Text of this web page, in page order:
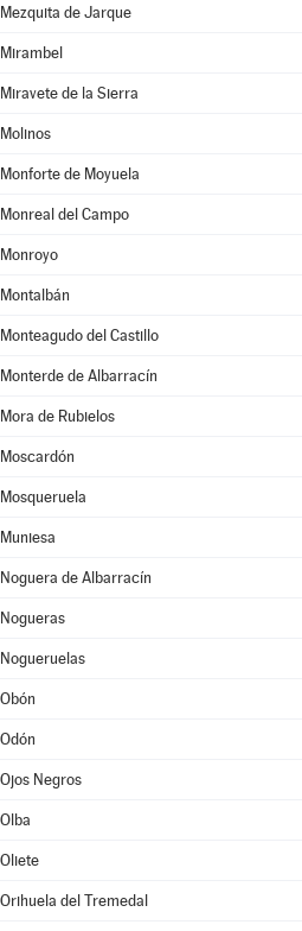
Mezquita de Jarque
Mirambel
Miravete de la Sierra
Molinos
Monforte de Moyuela
Monreal del Campo
Monroyo
Montalbán
Monteagudo del Castillo
Monterde de Albarracín
Mora de Rubielos
Moscardón
Mosqueruela
Muniesa
Noguera de Albarracín
Nogueras
Nogueruelas
Obón
Odón
Ojos Negros
Olba
Oliete
Orihuela del Tremedal